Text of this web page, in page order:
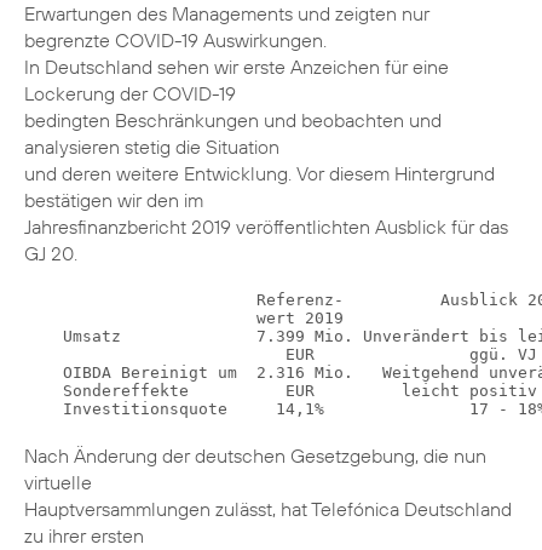
Erwartungen des Managements und zeigten nur
begrenzte COVID-19 Auswirkungen.
In Deutschland sehen wir erste Anzeichen für eine
Lockerung der COVID-19
bedingten Beschränkungen und beobachten und
analysieren stetig die Situation
und deren weitere Entwicklung. Vor diesem Hintergrund
bestätigen wir den im
Jahresfinanzbericht 2019 veröffentlichten Ausblick für das
GJ 20.
Referenz-          Ausblick
                        wert 2019
Umsatz              7.399 Mio. Unverändert bis
EUR                ggü.
OIBDA Bereinigt um  2.316 Mio.   Weitgehend
Sondereffekte          EUR         leicht
Nach Änderung der deutschen Gesetzgebung, die nun
virtuelle
Hauptversammlungen zulässt, hat Telefónica Deutschland
zu ihrer ersten